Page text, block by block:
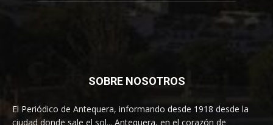
SOBRE NOSOTROS
El Periódico de Antequera, informando desde 1918 desde la
ciudad donde sale el sol... Antequera, en el corazón de